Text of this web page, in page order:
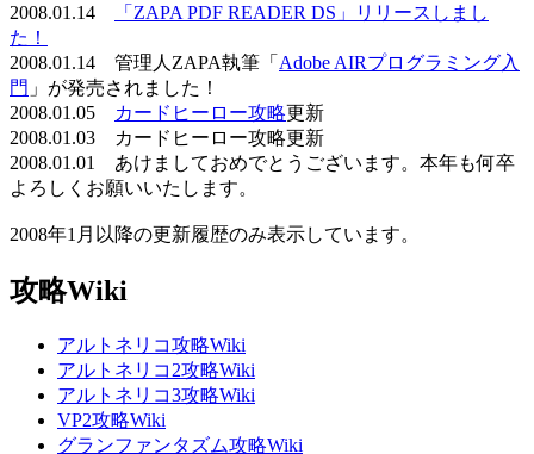
2008.01.14
「ZAPA PDF READER DS」リリースしまし
た！
2008.01.14 管理人ZAPA執筆「 Adobe AIRプログラミング入
門 」が発売されました！
2008.01.05
カードヒーロー攻略更新
2008.01.03 カードヒーロー攻略更新
2008.01.01 あけましておめでとうございます。本年も何卒
よろしくお願いいたします。
2008年1月以降の更新履歴のみ表示しています。
攻略Wiki
アルトネリコ攻略Wiki
アルトネリコ2攻略Wiki
アルトネリコ3攻略Wiki
VP2攻略Wiki
グランファンタズム攻略Wiki